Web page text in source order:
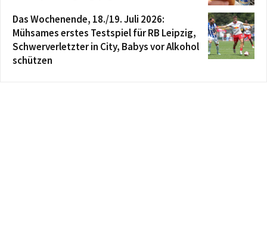
Das Wochenende, 18./19. Juli 2026:
Mühsames erstes Testspiel für RB Leipzig,
Schwerverletzter in City, Babys vor Alkohol
schützen